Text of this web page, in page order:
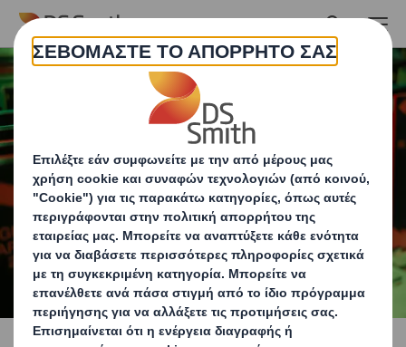
Skip to main content